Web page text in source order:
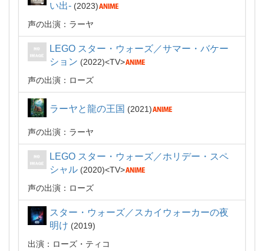
い出-
2023
声の出演：ラーヤ
LEGO スター・ウォーズ／サマー・バケー
ション
2022
TV
声の出演：ローズ
ラーヤと龍の王国 2021
声の出演：ラーヤ
LEGO スター・ウォーズ／ホリデー・スペ
シャル
2020
TV
声の出演：ローズ
スター・ウォーズ／スカイウォーカーの夜
明け
2019
出演：ローズ・ティコ